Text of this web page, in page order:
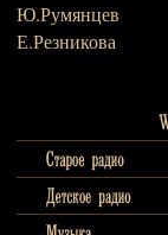
Ю.Румянцев
Е.Резникова